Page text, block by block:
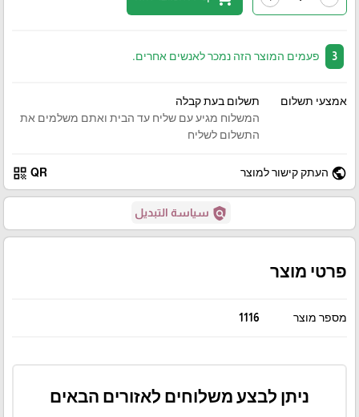
פעמים המוצר הזה נמכר לאנשים אחרים.
אמצעי תשלום
תשלום בעת קבלה
המשלוח מגיע עם שליח עד הבית ואתם משלמים את
התשלום לשליח
public העתק קישור למוצר QR
qr_code
policy سياسة التبديل
פרטי מוצר
מספר מוצר 1116
ניתן לבצע משלוחים לאזורים הבאים